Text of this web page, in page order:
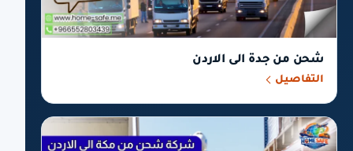
شحن من جدة الى الاردن
التفاصيل